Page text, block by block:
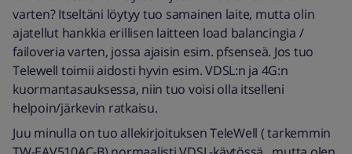
varten? Itseltäni löytyy tuo samainen laite, mutta olin
ajatellut hankkia erillisen laitteen load balancingia /
failoveria varten, jossa ajaisin esim. pfsenseä. Jos tuo
Telewell toimii aidosti hyvin esim. VDSL:n ja 4G:n
kuormantasauksessa, niin tuo voisi olla itselleni
helpoin/järkevin ratkaisu.
Juu minulla on tuo allekirjoituksen TeleWell ( tarkemmin